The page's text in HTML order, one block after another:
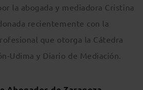
la abogada y mediadora Cristina
recientemente con la
que otorga la Cátedra
Udima y Diario de Mediación.